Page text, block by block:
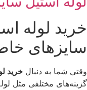
خرید لوله
سایزهای
وقتی شما به دنبال خرید